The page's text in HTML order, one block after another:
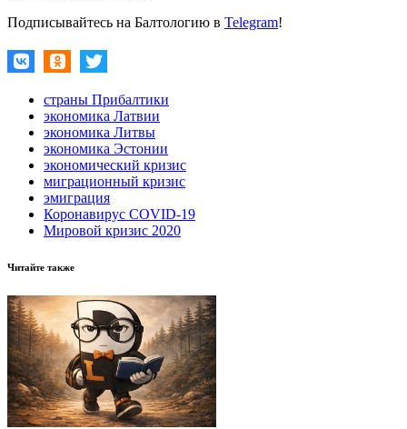
Подписывайтесь на Балтологию в Telegram!
страны Прибалтики
экономика Латвии
экономика Литвы
экономика Эстонии
экономический кризис
миграционный кризис
эмиграция
Коронавирус COVID-19
Мировой кризис 2020
Читайте также